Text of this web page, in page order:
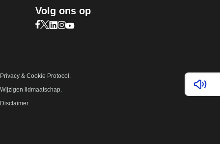
Lees
Volg ons op
Bezoek onze Facebook pagina (opent in nieuw
Bezoek onze X pagina (opent in nieuw tabblad)
Bezoek onze LinkedIn pagina (opent in nieuw
Bezoek onze Instagram pagina (opent in
Bezoek onze YouTube pagina (opent in
Privacy & Cookie Protocol.
Wijzigen lidmaatschap.
Disclaimer.